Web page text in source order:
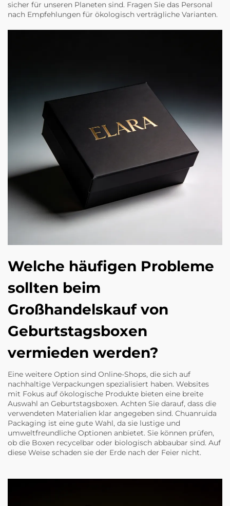
sicher für unseren Planeten sind. Fragen Sie das Personal
nach Empfehlungen für ökologisch verträgliche Varianten.
Welche häufigen Probleme
sollten beim
Großhandelskauf von
Geburtstagsboxen
vermieden werden?
Eine weitere Option sind Online-Shops, die sich auf
nachhaltige Verpackungen spezialisiert haben. Websites
mit Fokus auf ökologische Produkte bieten eine breite
Auswahl an Geburtstagsboxen. Achten Sie darauf, dass die
verwendeten Materialien klar angegeben sind. Chuanruida
Packaging ist eine gute Wahl, da sie lustige und
umweltfreundliche Optionen anbietet. Sie können prüfen,
ob die Boxen recycelbar oder biologisch abbaubar sind. Auf
diese Weise schaden sie der Erde nach der Feier nicht.